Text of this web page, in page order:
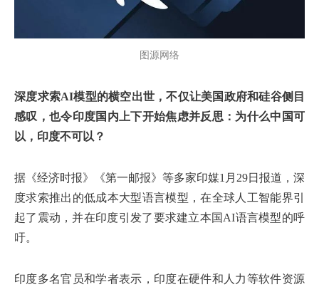
图源网络
深度求索AI模型的横空出世，不仅让美国政府和硅谷侧目
感叹，也令印度国内上下开始焦虑并反思：为什么中国可
以，印度不可以？
据《经济时报》《第一邮报》等多家印媒1月29日报道，深
度求索推出的低成本大型语言模型，在全球人工智能界引
起了震动，并在印度引发了要求建立本国AI语言模型的呼
吁。
印度多名官员和学者表示，印度在硬件和人力等软件资源